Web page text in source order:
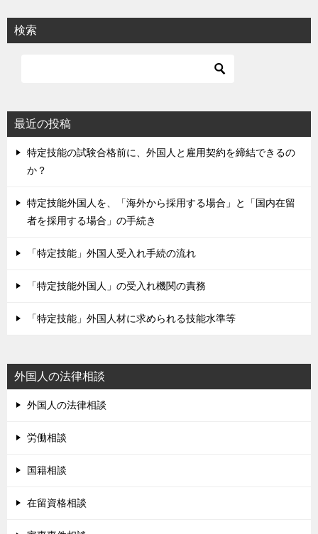
検索
最近の投稿
特定技能の試験合格前に、外国人と雇用契約を締結できるの
か？
特定技能外国人を、「海外から採用する場合」と「国内在留
者を採用する場合」の手続き
「特定技能」外国人受入れ手続の流れ
「特定技能外国人」の受入れ機関の責務
「特定技能」外国人材に求められる技能水準等
外国人の法律相談
外国人の法律相談
労働相談
国籍相談
在留資格相談